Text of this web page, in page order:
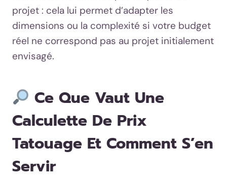
projet : cela lui permet d’adapter les
dimensions ou la complexité si votre budget
réel ne correspond pas au projet initialement
envisagé.
Ce Que Vaut Une
Calculette De Prix
Tatouage Et Comment S’en
Servir